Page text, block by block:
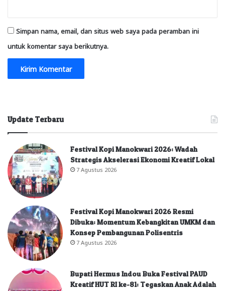
Simpan nama, email, dan situs web saya pada peramban ini
untuk komentar saya berikutnya.
Update Terbaru
Festival Kopi Manokwari 2026: Wadah
Strategis Akselerasi Ekonomi Kreatif Lokal
7 Agustus 2026
Festival Kopi Manokwari 2026 Resmi
Dibuka: Momentum Kebangkitan UMKM dan
Konsep Pembangunan Polisentris
7 Agustus 2026
Bupati Hermus Indou Buka Festival PAUD
Kreatif HUT RI ke-81: Tegaskan Anak Adalah